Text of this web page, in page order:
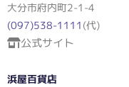
大分市府内町2-1-4
(097)538-1111 (代)
公式サイト
浜屋百貨店